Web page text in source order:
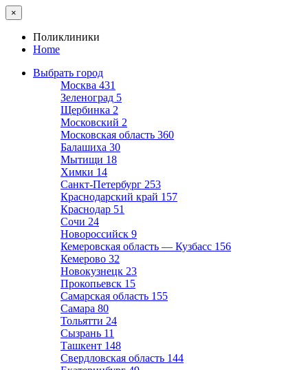
×
Поликлиники
Home
Выбрать город
Москва 431
Зеленоград 5
Щербинка 2
Московский 2
Московская область 360
Балашиха 30
Мытищи 18
Химки 14
Санкт-Петербург 253
Краснодарский край 157
Краснодар 51
Сочи 24
Новороссийск 9
Кемеровская область — Кузбасс 156
Кемерово 32
Новокузнецк 23
Прокопьевск 15
Самарская область 155
Самара 80
Тольятти 24
Сызрань 11
Ташкент 148
Свердловская область 144